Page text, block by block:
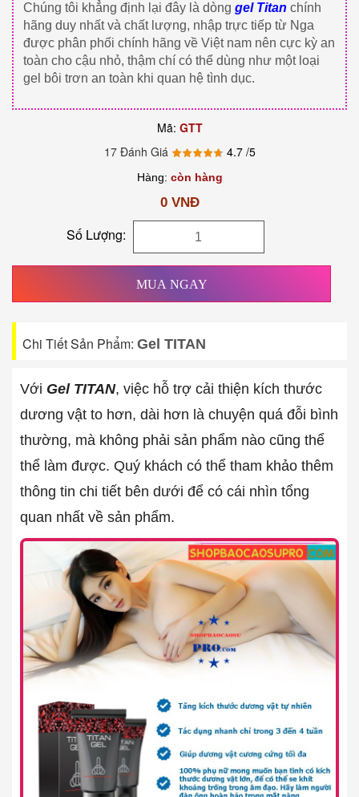
Chúng tôi khẳng định lại đây là dòng gel Titan chính
hãng duy nhất và chất lượng, nhập trực tiếp từ Nga
được phân phối chính hãng về Việt nam nên cực kỳ an
toàn cho cậu nhỏ, thậm chí có thể dùng như một loại
gel bôi trơn an toàn khi quan hệ tình dục.
Mã: GTT
17 Đánh Giá
4.7 /5
Hàng: còn hàng
0 VNĐ
Số Lượng:
MUA NGAY
Chi Tiết Sản Phẩm: Gel TITAN
Với Gel TITAN, việc hỗ trợ cải thiện kích thước
dương vật to hơn, dài hơn là chuyện quá đỗi bình
thường, mà không phải sản phẩm nào cũng thể
thể làm được. Quý khách có thể tham khảo thêm
thông tin chi tiết bên dưới để có cái nhìn tổng
quan nhất về sản phẩm.